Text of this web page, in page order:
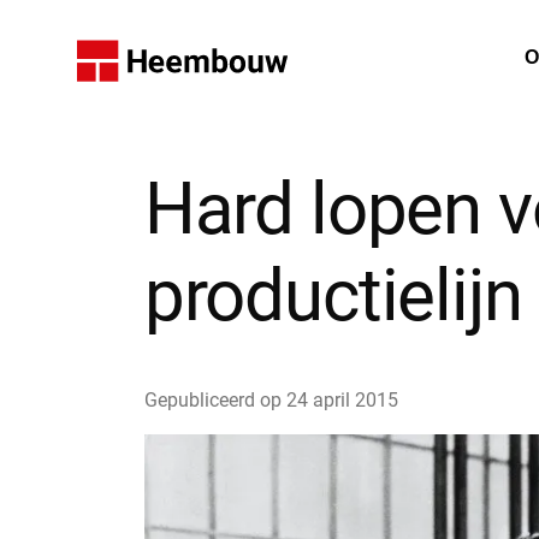
Home
Hard lopen
productielijn
Gepubliceerd op 24 april 2015